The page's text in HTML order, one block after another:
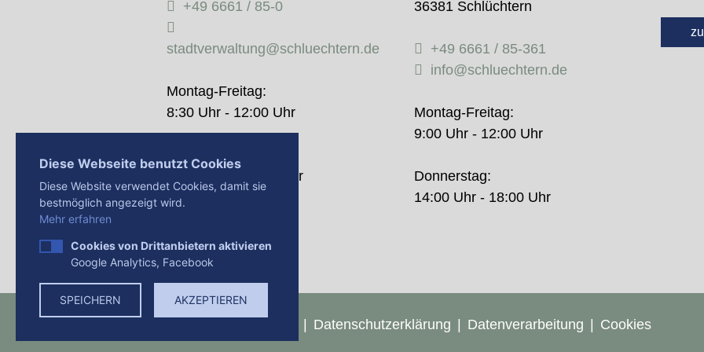
+49 6661 / 85-0
stadtverwaltung@schluechtern.de
Montag-Freitag:
8:30 Uhr - 12:00 Uhr
Donnerstag:
14:00 Uhr - 18:00 Uhr
36381 Schlüchtern
+49 6661 / 85-361
info@schluechtern.de
Montag-Freitag:
9:00 Uhr - 12:00 Uhr
Donnerstag:
14:00 Uhr - 18:00 Uhr
Datenschutzerklärung Datenverarbeitung Cookies
Diese Webseite benutzt Cookies
Diese Website verwendet Cookies, damit sie
bestmöglich angezeigt wird.
Mehr erfahren
Cookies von Drittanbietern aktivieren
Google Analytics, Facebook
SPEICHERN AKZEPTIEREN